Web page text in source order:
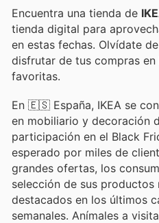
Encuentra una tienda de
tienda digital para
en estas fechas. Olvídate
disfrutar de tus compras en
favoritas.
En 🇪🇸 España, IKEA se
en mobiliario y decoración
participación en el Black
esperado por miles de
grandes ofertas, los
selección de sus productos
destacados en los últimos
semanales. Anímales a